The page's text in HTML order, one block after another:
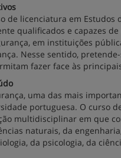
de licenciatura em
qualificados e capazes
em instituições
Nesse sentido,
fazer face às
uma das mais
portuguesa. O curso
multidisciplinar em que
naturais, da
da psicologia, da